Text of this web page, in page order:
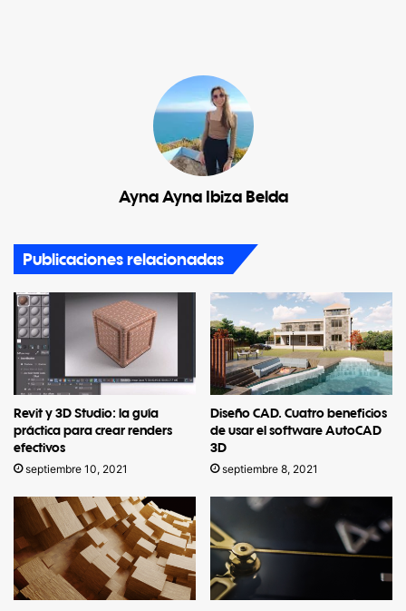
Ayna Ayna Ibiza Belda
Publicaciones relacionadas
Revit y 3D Studio: la guía
práctica para crear renders
efectivos
septiembre 10, 2021
Diseño CAD. Cuatro beneficios
de usar el software AutoCAD
3D
septiembre 8, 2021